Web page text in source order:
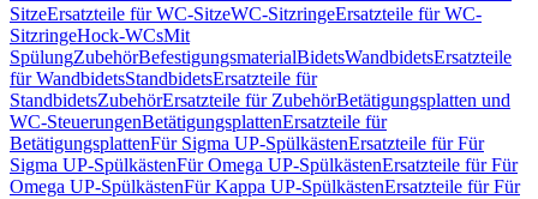
SitzeErsatzteile für WC-SitzeWC-SitzringeErsatzteile für WC-
SitzringeHock-WCsMit
SpülungZubehörBefestigungsmaterialBidetsWandbidetsErsatzteile
für WandbidetsStandbidetsErsatzteile für
StandbidetsZubehörErsatzteile für ZubehörBetätigungsplatten und
WC-SteuerungenBetätigungsplattenErsatzteile für
BetätigungsplattenFür Sigma UP-SpülkästenErsatzteile für Für
Sigma UP-SpülkästenFür Omega UP-SpülkästenErsatzteile für Für
Omega UP-SpülkästenFür Kappa UP-SpülkästenErsatzteile für Für